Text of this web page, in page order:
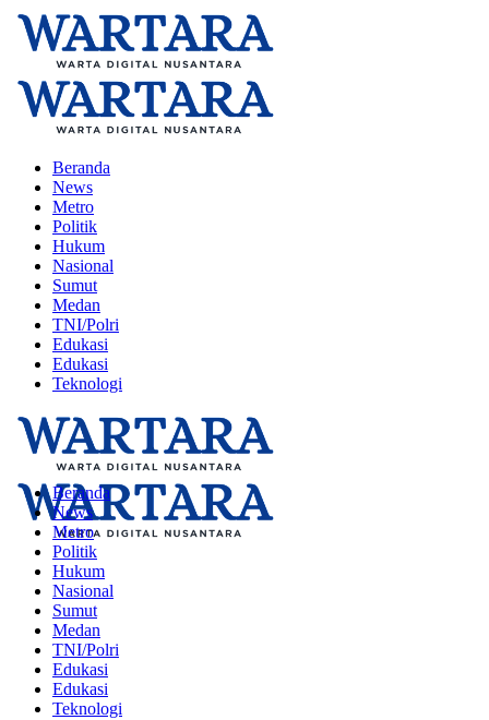
Beranda
News
Metro
Politik
Hukum
Nasional
Sumut
Medan
TNI/Polri
Edukasi
Edukasi
Teknologi
Beranda
News
Metro
Politik
Hukum
Nasional
Sumut
Medan
TNI/Polri
Edukasi
Edukasi
Teknologi